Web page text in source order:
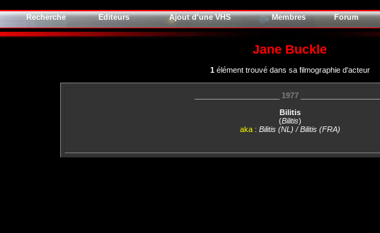
Recherche Editeurs Ajout d'une VHS Membres Forum
Jane Buckle
1élément trouvé dans sa filmographie d'acteur
1977
Bilitis
(Bilitis)
aka : Bilitis (NL) / Bilitis (FRA)